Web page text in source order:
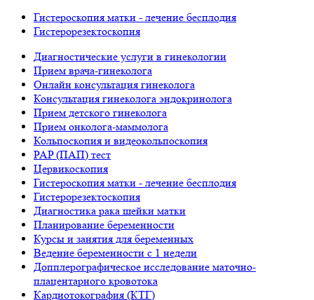
Гистероскопия матки - лечение бесплодия
Гистерорезектоскопия
Диагностические услуги в гинекологии
Прием врача-гинеколога
Онлайн консультация гинеколога
Консультация гинеколога эндокринолога
Прием детского гинеколога
Прием онколога-маммолога
Кольпоскопия и видеокольпоскопия
PAP (ПАП) тест
Цервикоскопия
Гистероскопия матки - лечение бесплодия
Гистерорезектоскопия
Диагностика рака шейки матки
Планирование беременности
Курсы и занятия для беременных
Ведение беременности с 1 недели
Допплерографическое исследование маточно-
плацентарного кровотока
Кардиотокография (КТГ)